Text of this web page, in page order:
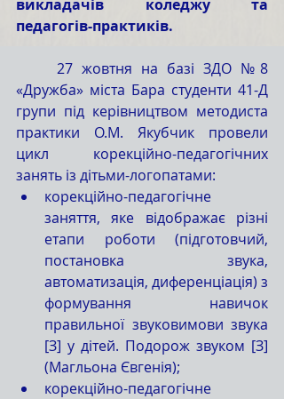
викладачів коледжу та
педагогів-практиків.
27 жовтня на базі ЗДО №8
«Дружба» міста Бара студенти 41-Д
групи під керівництвом методиста
практики О.М. Якубчик провели
цикл корекційно-педагогічних
занять із дітьми-логопатами:
корекційно-педагогічне
заняття, яке відображає різні
етапи роботи (підготовчий,
постановка звука,
автоматизація, диференціація) з
формування навичок
правильної звуковимови звука
[З] у дітей. Подорож звуком [З]
(Магльона Євгенія);
корекційно-педагогічне